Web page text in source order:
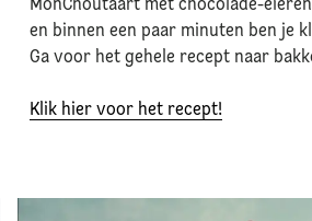
MonChoutaart met chocolade-
en binnen een paar minuten ben je
Ga voor het gehele recept naar
Klik hier voor het recept!